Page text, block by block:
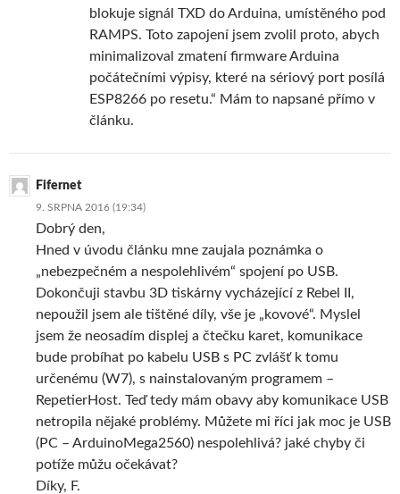
blokuje signál TXD do Arduina, umístěného pod
RAMPS. Toto zapojení jsem zvolil proto, abych
minimalizoval zmatení firmware Arduina
počátečními výpisy, které na sériový port posílá
ESP8266 po resetu.“ Mám to napsané přímo v
článku.
Fifernet
9. SRPNA 2016 (19:34)
Dobrý den,
Hned v úvodu článku mne zaujala poznámka o
„nebezpečném a nespolehlivém“ spojení po USB.
Dokončuji stavbu 3D tiskárny vycházející z Rebel II,
nepoužil jsem ale tištěné díly, vše je „kovové“. Myslel
jsem že neosadím displej a čtečku karet, komunikace
bude probíhat po kabelu USB s PC zvlášť k tomu
určenému (W7), s nainstalovaným programem –
RepetierHost. Teď tedy mám obavy aby komunikace USB
netropila nějaké problémy. Můžete mi říci jak moc je USB
(PC – ArduinoMega2560) nespolehlivá? jaké chyby či
potíže můžu očekávat?
Díky, F.